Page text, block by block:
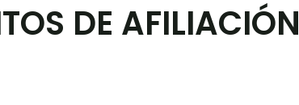
DE AFILIACIÓN